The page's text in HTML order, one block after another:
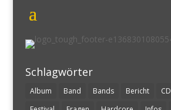
Schlagwörter
Album Band Bands Bericht CD